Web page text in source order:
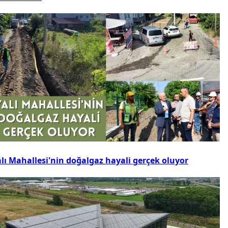
Mahallesi'nin doğalgaz hayali gerçek oluyor